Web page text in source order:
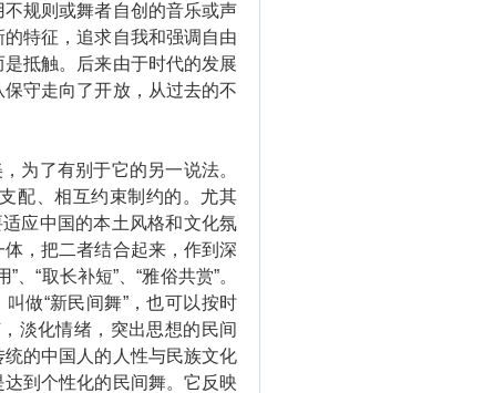
规则或舞者自创的音乐或声
特征，追求自我和强调自由
抵触。后来由于时代的发展
守走向了开放，从过去的不
为了有别于它的另一说法。
配、相互约束制约的。尤其
应中国的本土风格和文化氛
，把二者结合起来，作到深
“取长补短”、“雅俗共赏”。
做“新民间舞”，也可以按时
淡化情绪，突出思想的民间
的中国人的人性与民族文化
到个性化的民间舞。它反映